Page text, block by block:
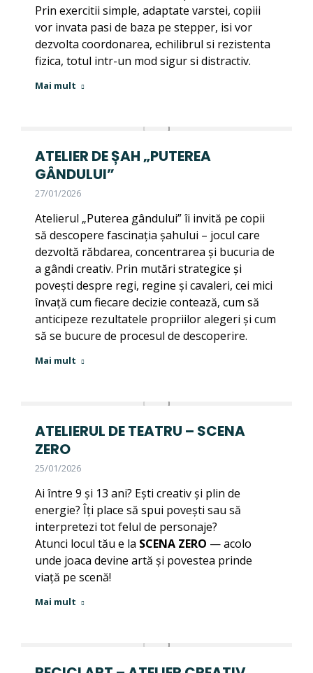
Prin exercitii simple, adaptate varstei, copiii
vor invata pasi de baza pe stepper, isi vor
dezvolta coordonarea, echilibrul si rezistenta
fizica, totul intr-un mod sigur si distractiv.
Mai mult
ATELIER DE ȘAH „PUTEREA
GÂNDULUI”
27/01/2026
Atelierul „Puterea gândului” îi invită pe copii
să descopere fascinația șahului – jocul care
dezvoltă răbdarea, concentrarea și bucuria de
a gândi creativ. Prin mutări strategice și
povești despre regi, regine și cavaleri, cei mici
învață cum fiecare decizie contează, cum să
anticipeze rezultatele propriilor alegeri și cum
să se bucure de procesul de descoperire.
Mai mult
ATELIERUL DE TEATRU – SCENA
ZERO
25/01/2026
Ai între 9 și 13 ani? Ești creativ și plin de
energie? Îți place să spui povești sau să
interpretezi tot felul de personaje?
Atunci locul tău e la SCENA ZERO — acolo
unde joaca devine artă și povestea prinde
viață pe scenă!
Mai mult